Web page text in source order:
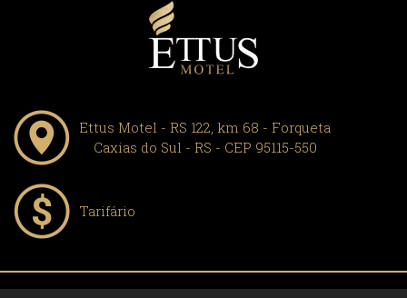
Ettus Motel - RS 122, km 68 - Forqueta
Caxias do Sul - RS - CEP 95115-550
Tarifário